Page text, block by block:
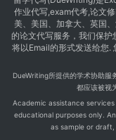
作业代写,exam代考,论文
美、美国、加拿大、英国
的论文代写服务，我们保
将以Email的形式发送给您.
DueWriting所提供的学术协助服
都应该被视
Academic assistance
educational purposes only.
as sample or